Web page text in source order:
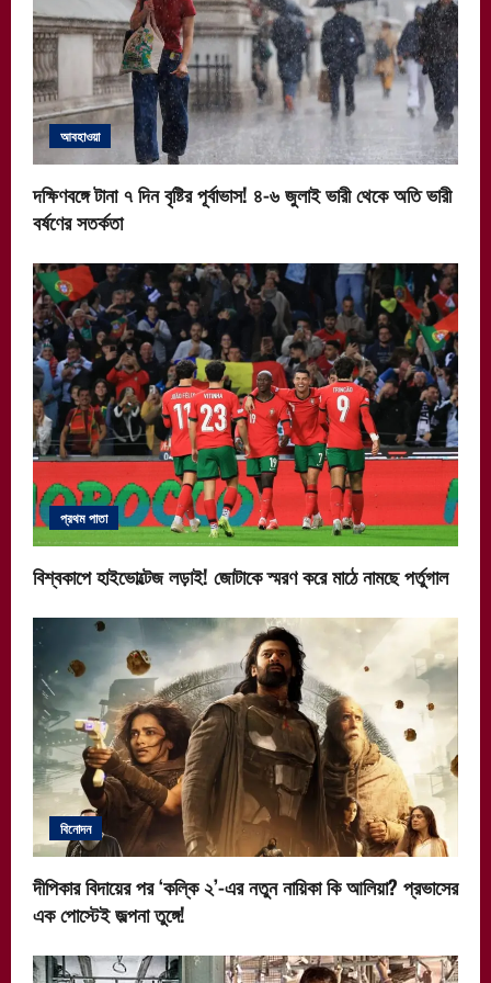
আবহাওয়া
দক্ষিণবঙ্গে টানা ৭ দিন বৃষ্টির পূর্বাভাস! ৪-৬ জুলাই ভারী থেকে অতি ভারী
বর্ষণের সতর্কতা
প্রথম পাতা
বিশ্বকাপে হাইভোল্টেজ লড়াই! জোটাকে স্মরণ করে মাঠে নামছে পর্তুগাল
বিনোদন
দীপিকার বিদায়ের পর ‘কল্কি ২’-এর নতুন নায়িকা কি আলিয়া? প্রভাসের
এক পোস্টেই জল্পনা তুঙ্গে!